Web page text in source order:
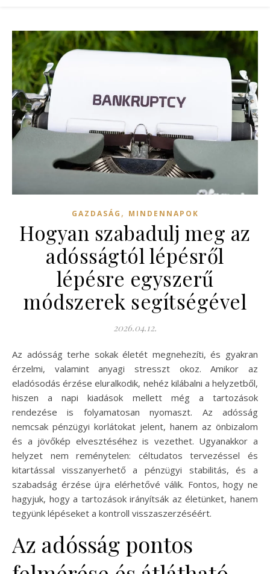
GAZDASÁG , MINDENNAPOK
Hogyan szabadulj meg az
adósságtól lépésről
lépésre egyszerű
módszerek segítségével
2026.04.12.
Az adósság terhe sokak életét megnehezíti, és gyakran
érzelmi, valamint anyagi stresszt okoz. Amikor az
eladósodás érzése eluralkodik, nehéz kilábalni a helyzetből,
hiszen a napi kiadások mellett még a tartozások
rendezése is folyamatosan nyomaszt. Az adósság
nemcsak pénzügyi korlátokat jelent, hanem az önbizalom
és a jövőkép elvesztéséhez is vezethet. Ugyanakkor a
helyzet nem reménytelen: céltudatos tervezéssel és
kitartással visszanyerhető a pénzügyi stabilitás, és a
szabadság érzése újra elérhetővé válik. Fontos, hogy ne
hagyjuk, hogy a tartozások irányítsák az életünket, hanem
tegyünk lépéseket a kontroll visszaszerzéséért.
Az adósság pontos